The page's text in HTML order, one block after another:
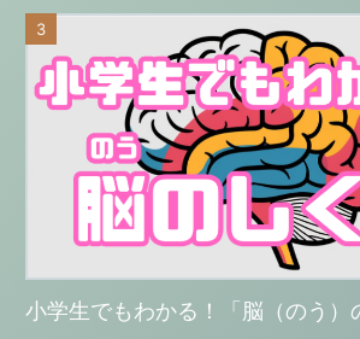
小学生でもわかる！「脳（のう）